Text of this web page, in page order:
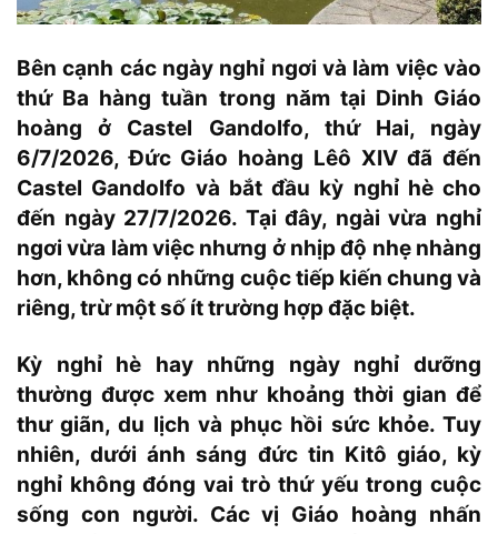
Bên cạnh các ngày nghỉ ngơi và làm việc vào
thứ Ba hàng tuần trong năm tại Dinh Giáo
hoàng ở Castel Gandolfo, thứ Hai, ngày
6/7/2026, Đức Giáo hoàng Lêô XIV đã đến
Castel Gandolfo và bắt đầu kỳ nghỉ hè cho
đến ngày 27/7/2026. Tại đây, ngài vừa nghỉ
ngơi vừa làm việc nhưng ở nhịp độ nhẹ nhàng
hơn, không có những cuộc tiếp kiến chung và
riêng, trừ một số ít trường hợp đặc biệt.
Kỳ nghỉ hè hay những ngày nghỉ dưỡng
thường được xem như khoảng thời gian để
thư giãn, du lịch và phục hồi sức khỏe. Tuy
nhiên, dưới ánh sáng đức tin Kitô giáo, kỳ
nghỉ không đóng vai trò thứ yếu trong cuộc
sống con người. Các vị Giáo hoàng nhấn